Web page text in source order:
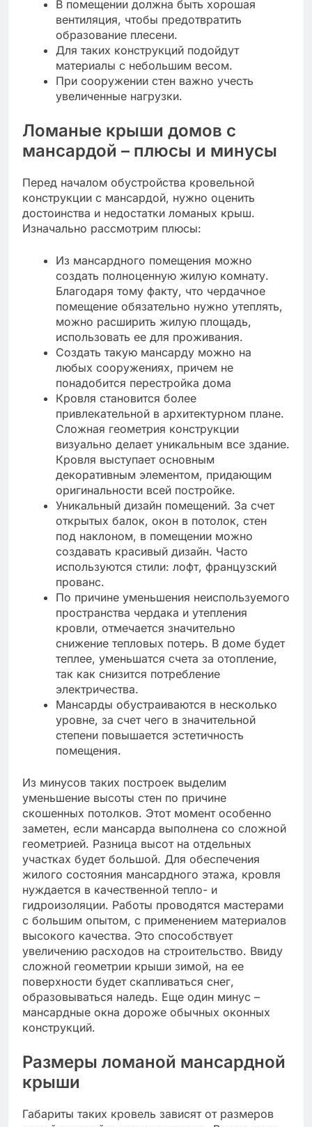
В помещении должна быть хорошая
вентиляция, чтобы предотвратить
образование плесени.
Для таких конструкций подойдут
материалы с небольшим весом.
При сооружении стен важно учесть
увеличенные нагрузки.
Ломаные крыши домов с
мансардой – плюсы и минусы
Перед началом обустройства кровельной
конструкции с мансардой, нужно оценить
достоинства и недостатки ломаных крыш.
Изначально рассмотрим плюсы:
Из мансардного помещения можно
создать полноценную жилую комнату.
Благодаря тому факту, что чердачное
помещение обязательно нужно утеплять,
можно расширить жилую площадь,
использовать ее для проживания.
Создать такую мансарду можно на
любых сооружениях, причем не
понадобится перестройка дома
Кровля становится более
привлекательной в архитектурном плане.
Сложная геометрия конструкции
визуально делает уникальным все здание.
Кровля выступает основным
декоративным элементом, придающим
оригинальности всей постройке.
Уникальный дизайн помещений. За счет
открытых балок, окон в потолок, стен
под наклоном, в помещении можно
создавать красивый дизайн. Часто
используются стили: лофт, французский
прованс.
По причине уменьшения неиспользуемого
пространства чердака и утепления
кровли, отмечается значительно
снижение тепловых потерь. В доме будет
теплее, уменьшатся счета за отопление,
так как снизится потребление
электричества.
Мансарды обустраиваются в несколько
уровне, за счет чего в значительной
степени повышается эстетичность
помещения.
Из минусов таких построек выделим
уменьшение высоты стен по причине
скошенных потолков. Этот момент особенно
заметен, если мансарда выполнена со сложной
геометрией. Разница высот на отдельных
участках будет большой. Для обеспечения
жилого состояния мансардного этажа, кровля
нуждается в качественной тепло- и
гидроизоляции. Работы проводятся мастерами
с большим опытом, с применением материалов
высокого качества. Это способствует
увеличению расходов на строительство. Ввиду
сложной геометрии крыши зимой, на ее
поверхности будет скапливаться снег,
образовываться наледь. Еще один минус –
мансардные окна дороже обычных оконных
конструкций.
Размеры ломаной мансардной
крыши
Габариты таких кровель зависят от размеров